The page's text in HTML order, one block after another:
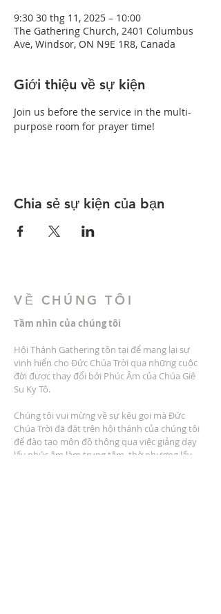
9:30 30 thg 11, 2025 – 10:00
The Gathering Church, 2401 Columbus
Ave, Windsor, ON N9E 1R8, Canada
Giới thiệu về sự kiện
Join us before the service in the multi-
purpose room for prayer time!
Chia sẻ sự kiện của bạn
VỀ CHÚNG TÔI
Tầm nhìn của chúng tôi
Hội Thánh Gathering tồn tại để mang lại sự
vinh hiển cho Đức Chúa Trời qua những cuộc
đời được thay đổi bởi Phúc Âm của Chúa Giê
Su Ky Tô.
Chúng tôi vui mừng về sự kêu gọi mà Đức
Chúa Trời đã đặt trên hội thánh của chúng tôi
để đào tạo môn đồ thông qua việc giảng dạy
lấy phúc âm làm trung tâm, thờ phượng lấy